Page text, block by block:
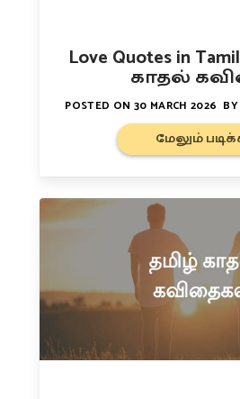
Love Quotes in
காதல்
POSTED ON 30 MARCH 2026 BY
மேலும்